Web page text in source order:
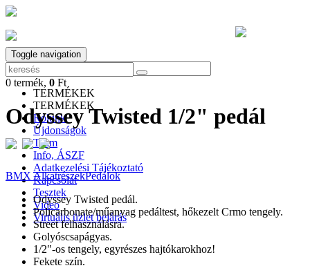
Toggle navigation
0termék,
TERMÉKEK
TERMÉKEK
Rólunk
Újdonságok
Team
Info, ÁSZF
Adatkezelési Tájékoztató
Kapcsolat
Tesztek
Video
Virtuális üzlet bejárás
0 termék, 0 Ft
Odyssey Twisted 1/2" pedál
BMX AlkatrészekPedálok
Odyssey Twisted pedál.
Policarbonate/műanyag pedáltest, hőkezelt Crmo tengely.
Street felhasználásra.
Golyóscsapágyas.
1/2"-os tengely, egyrészes hajtókarokhoz!
Fekete szín.